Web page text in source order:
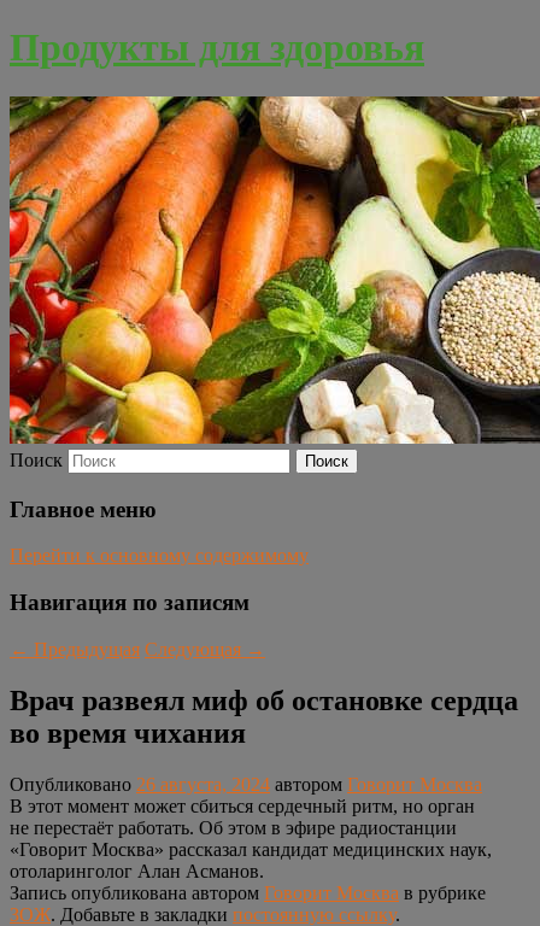
Продукты для здоровья
Поиск
Главное меню
Перейти к основному содержимому
Навигация по записям
← Предыдущая Следующая →
Врач развеял миф об остановке сердца
во время чихания
Опубликовано 26 августа, 2024 автором Говорит Москва
В этот момент может сбиться сердечный ритм, но орган
не перестаёт работать. Об этом в эфире радиостанции
«Говорит Москва» рассказал кандидат медицинских наук,
отоларинголог Алан Асманов.
Запись опубликована автором Говорит Москва в рубрике
ЗОЖ. Добавьте в закладки постоянную ссылку.